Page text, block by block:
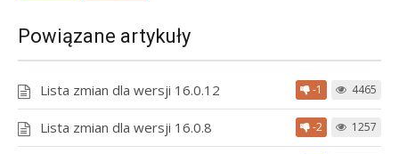
Powiązane artykuły
Lista zmian dla wersji 16.0.12 -1 4465
Lista zmian dla wersji 16.0.8 -2 1257